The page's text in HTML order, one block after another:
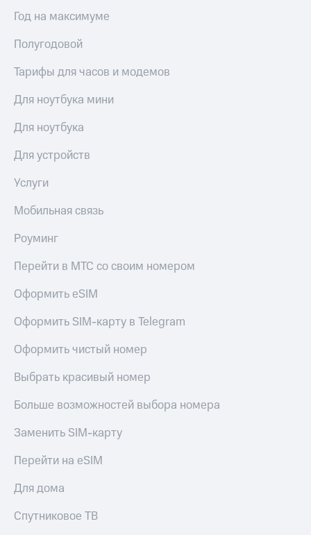
Год на максимуме
Полугодовой
Тарифы для часов и модемов
Для ноутбука мини
Для ноутбука
Для устройств
Услуги
Мобильная связь
Роуминг
Перейти в МТС со своим номером
Оформить eSIM
Оформить SIM-карту в Telegram
Оформить чистый номер
Выбрать красивый номер
Больше возможностей выбора номера
Заменить SIM-карту
Перейти на eSIM
Для дома
Спутниковое ТВ